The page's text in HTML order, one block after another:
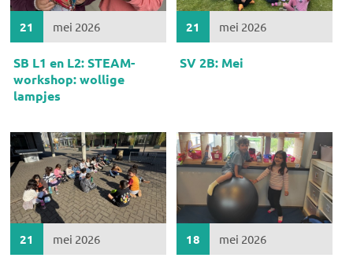
21 mei 2026
SB L1 en L2: STEAM-
workshop: wollige
lampjes
21 mei 2026
SV 2B: Mei
21 mei 2026 18 mei 2026